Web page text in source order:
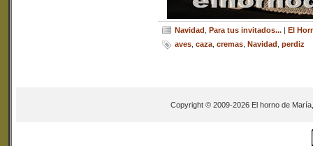
Navidad Para tus invitados... | El
aves caza cremas Navidad perdiz
Copyright © 2009-2026 El horno de